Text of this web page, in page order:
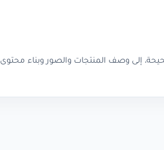
إلى وصف المنتجات والصور وبناء محتوى